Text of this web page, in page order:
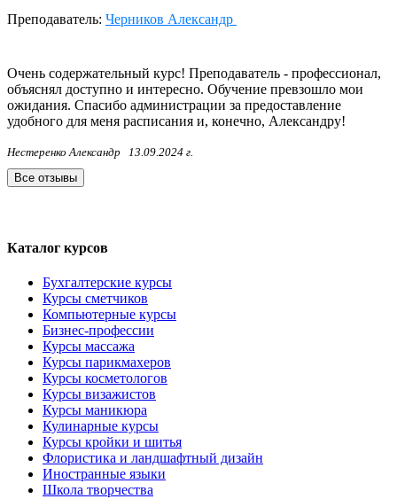
Преподаватель: Черников Александр
Очень содержательный курс! Преподаватель - профессионал,
объяснял доступно и интересно. Обучение превзошло мои
ожидания. Спасибо администрации за предоставление
удобного для меня расписания и, конечно, Александру!
Нестеренко Александр 13.09.2024 г.
Все отзывы
Каталог курсов
Бухгалтерские курсы
Курсы сметчиков
Компьютерные курсы
Бизнес-профессии
Курсы массажа
Курсы парикмахеров
Курсы косметологов
Курсы визажистов
Курсы маникюра
Кулинарные курсы
Курсы кройки и шитья
Флористика и ландшафтный дизайн
Иностранные языки
Школа творчества